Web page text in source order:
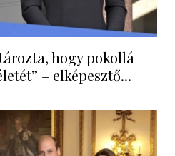
hogy pokollá
– elképesztő...